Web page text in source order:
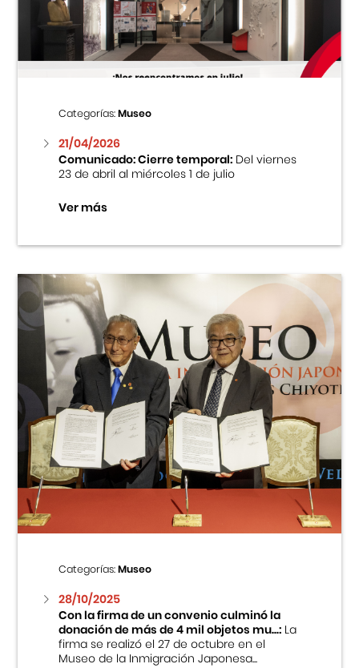
Centro Cultural Peruano Japonés
Museo de la Inmigración Japonesa
Fondo Editorial
Teatro Peruano Japonés
Categorías:Museo
21/04/2026
Comunicado: Cierre temporal:Del viernes
23 de abril al miércoles 1 de julio
Ver más
Categorías:Museo
28/10/2025
Con la firma de un convenio culminó la
donación de más de 4 mil objetos mu...:La
firma se realizó el 27 de octubre en el
Museo de la Inmigración Japonesa...